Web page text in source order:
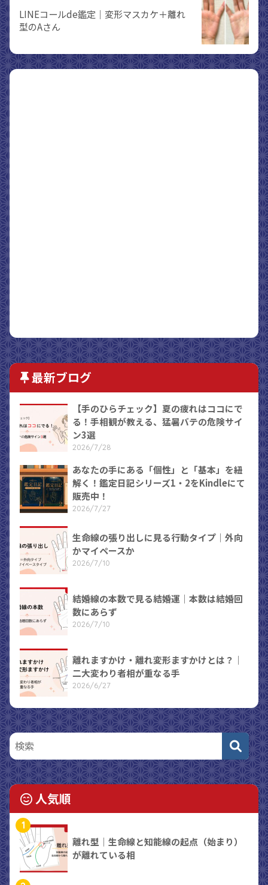
LINEコールde鑑定｜変形マスカケ＋離れ
型のAさん
最新ブログ
【手のひらチェック】夏の疲れはココにで
る！手相観が教える、猛暑バテの危険サイ
ン3選
2026/7/28
あなたの手にある「個性」と「基本」を紐
解く！鑑定日記シリーズ1・2をKindleにて
販売中！
2026/7/27
生命線の張り出しに見る行動タイプ｜外向
かマイペースか
2026/7/10
結婚線の本数で見る結婚運｜本数は結婚回
数にあらず
2026/7/10
離れますかけ・離れ変形ますかけとは？｜
二大変わり者相が重なる手
2026/6/27
人気順
1
離れ型｜生命線と知能線の起点（始まり）
が離れている相